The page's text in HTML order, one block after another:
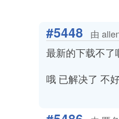
#5448 由
最新的下载不了
哦 已解决了 不